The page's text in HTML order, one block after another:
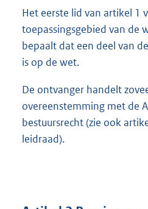
Het eerste lid van artikel 1
toepassingsgebied van de
bepaalt dat een deel van
is op de wet.
De ontvanger handelt
overeenstemming met de
bestuursrecht (zie ook
leidraad).